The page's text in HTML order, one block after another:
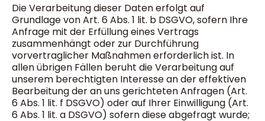
Die Verarbeitung dieser Daten erfolgt auf
Grundlage von Art. 6 Abs. 1 lit. b DSGVO, sofern Ihre
Anfrage mit der Erfüllung eines Vertrags
zusammenhängt oder zur Durchführung
vorvertraglicher Maßnahmen erforderlich ist. In
allen übrigen Fällen beruht die Verarbeitung auf
unserem berechtigten Interesse an der effektiven
Bearbeitung der an uns gerichteten Anfragen (Art.
6 Abs. 1 lit. f DSGVO) oder auf Ihrer Einwilligung (Art.
6 Abs. 1 lit. a DSGVO) sofern diese abgefragt wurde;